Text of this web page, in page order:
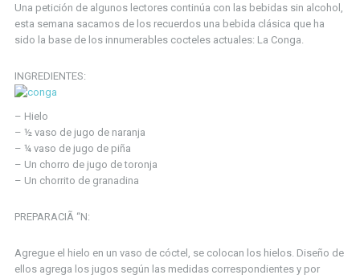
Una petición de algunos lectores continúa con las bebidas sin alcohol,
esta semana sacamos de los recuerdos una bebida clásica que ha
sido la base de los innumerables cocteles actuales: La Conga.
INGREDIENTES:
– Hielo
– ½ vaso de jugo de naranja
– ¼ vaso de jugo de piña
– Un chorro de jugo de toronja
– Un chorrito de granadina
PREPARACIÃ “N:
Agregue el hielo en un vaso de cóctel, se colocan los hielos. Diseño de
ellos agrega los jugos según las medidas correspondientes y por